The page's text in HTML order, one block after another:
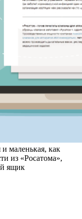
и маленькая, как
из «Росатома»,
ящик